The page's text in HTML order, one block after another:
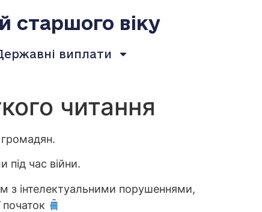
старшого віку
виплати
читання
час війни.
з інтелектуальними порушеннями,
початок